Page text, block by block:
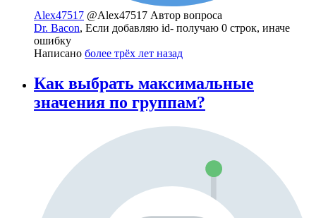
Alex47517 @Alex47517 Автор вопроса
Dr. Bacon, Если добавляю id- получаю 0 строк, иначе
ошибку
Написано более трёх лет назад
Как выбрать максимальные
значения по группам?